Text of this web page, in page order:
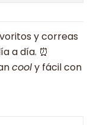
y correas
a día. ⏰
cooly fácil con